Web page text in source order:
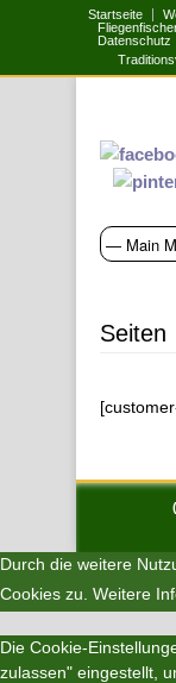
Startseite
Datenschutz
Seiten
Durch die weitere
Cookies zu. Weitere
Die Cookie-
zulassen" eingestellt,